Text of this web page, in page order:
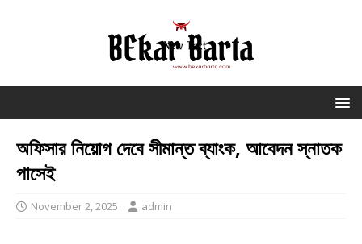
অফিসার নিয়োগ দেবে সীমান্ত ব্যাংক, আবেদন স্নাতক
পাসেই
November 2, 2025 admin